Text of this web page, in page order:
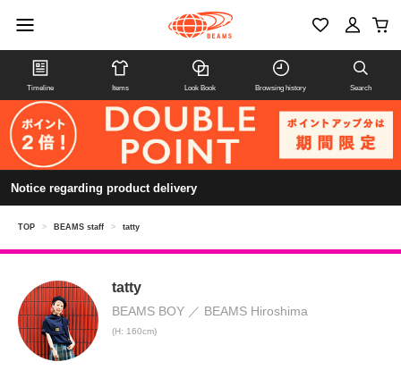
Timeline Items Look Book Browsing history Search
Notice regarding product delivery
TOP > BEAMS staff > tatty
tatty
BEAMS BOY BEAMS Hiroshima
(H: 160cm)